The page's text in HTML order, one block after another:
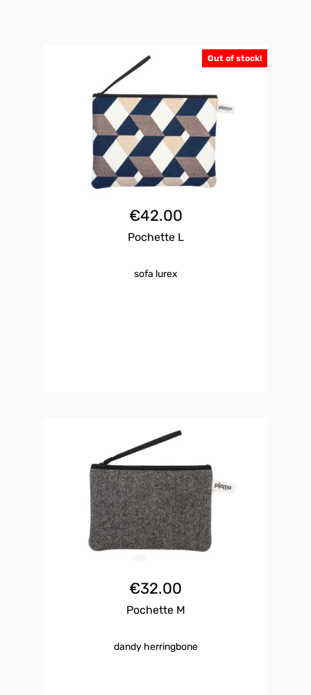
Out of stock!
€42.00
Pochette L
sofa lurex
€32.00
Pochette M
dandy herringbone